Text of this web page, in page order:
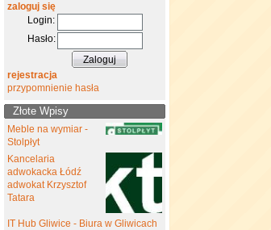
zaloguj się
Login:
Hasło:
rejestracja
przypomnienie hasła
Złote Wpisy
Meble na wymiar -
Stolpłyt
Kancelaria
adwokacka Łódź
adwokat Krzysztof
Tatara
IT Hub Gliwice - Biura w Gliwicach